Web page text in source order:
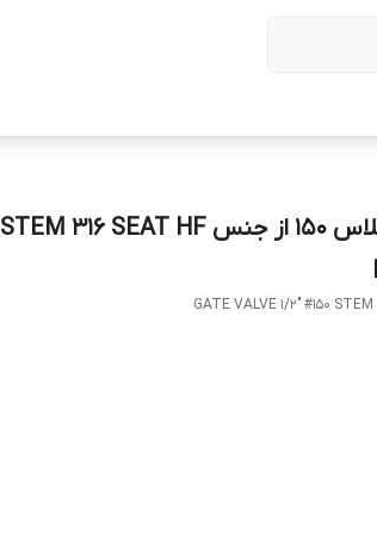
شیر کشویی 1/2 اینچ کلاس 150 از جنس STEM 316 SEAT HF
GATE VALVE 1/2" #150